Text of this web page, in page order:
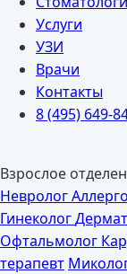
Услуги
УЗИ
Врачи
Контакты
8 (495) 649-
Взрослое
Невролог
Гинеколог
Офтальмолог
терапевт